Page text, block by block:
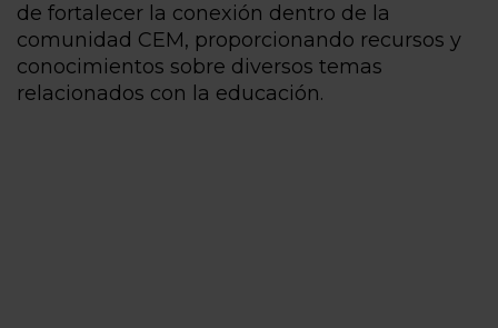
de fortalecer la conexión dentro de la
comunidad CEM, proporcionando recursos y
conocimientos sobre diversos temas
relacionados con la educación.